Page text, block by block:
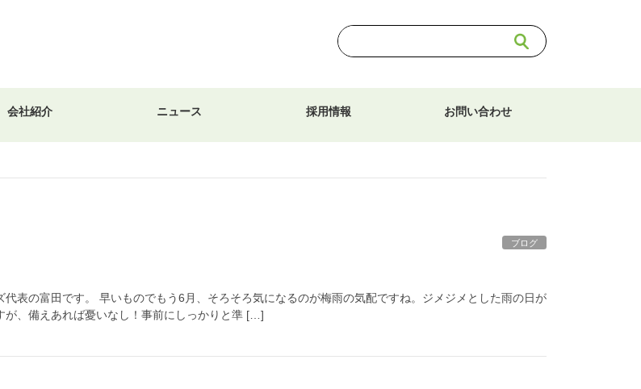
会社紹介 ニュース 採用情報 お問い合わせ
ブログ
表の富田です。 早いものでもう6月、そろそろ気になるのが梅雨の気配ですね。ジメジメとした雨の日が
が、備えあれば憂いなし！事前にしっかりと準 […]